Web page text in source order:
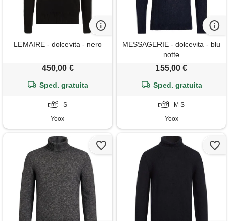
LEMAIRE - dolcevita - nero
450,00 €
Sped. gratuita
S
Yoox
MESSAGERIE - dolcevita - blu
notte
155,00 €
Sped. gratuita
M S
Yoox